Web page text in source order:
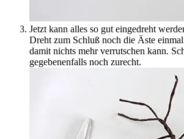
Jetzt kann alles so gut eingedreht
Dreht zum Schluß noch die Äste
damit nichts mehr verrutschen kann.
gegebenenfalls noch zurecht.